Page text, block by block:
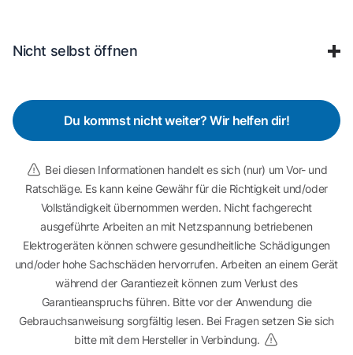
Nicht selbst öffnen
Du kommst nicht weiter? Wir helfen dir!
Bei diesen Informationen handelt es sich (nur) um Vor- und
Ratschläge. Es kann keine Gewähr für die Richtigkeit und/oder
Vollständigkeit übernommen werden. Nicht fachgerecht
ausgeführte Arbeiten an mit Netzspannung betriebenen
Elektrogeräten können schwere gesundheitliche Schädigungen
und/oder hohe Sachschäden hervorrufen. Arbeiten an einem Gerät
während der Garantiezeit können zum Verlust des
Garantieanspruchs führen. Bitte vor der Anwendung die
Gebrauchsanweisung sorgfältig lesen. Bei Fragen setzen Sie sich
bitte mit dem Hersteller in Verbindung.